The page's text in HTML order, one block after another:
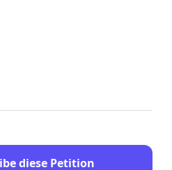
Sachkunde zur Verfügung
nach nicht sein, dass wir
zu dem Thema
der sächsische Landtag
diese Petition